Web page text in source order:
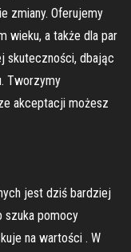
zmiany. Oferujemy
wieku, a także dla par
skuteczności, dbając
Tworzymy
akceptacji możesz
jest dziś bardziej
szuka pomocy
na wartości . W